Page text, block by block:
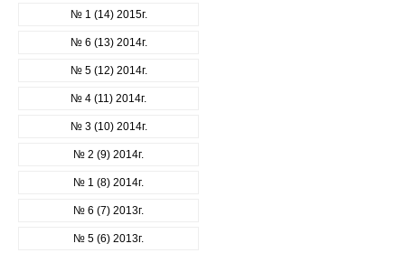
№ 1 (14) 2015г.
№ 6 (13) 2014г.
№ 5 (12) 2014г.
№ 4 (11) 2014г.
№ 3 (10) 2014г.
№ 2 (9) 2014г.
№ 1 (8) 2014г.
№ 6 (7) 2013г.
№ 5 (6) 2013г.